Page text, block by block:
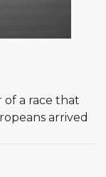
of a race that
arrived